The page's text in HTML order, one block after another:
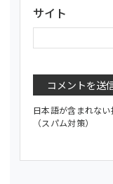
サイト
日本語が含まれない
（スパム対策）